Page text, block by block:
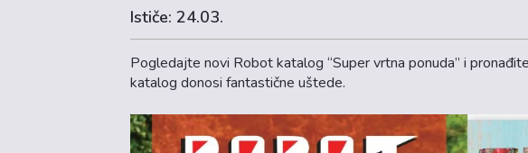
Ističe: 24.03.
Pogledajte novi Robot katalog “Super vrtna ponuda” i
katalog donosi fantastične uštede.